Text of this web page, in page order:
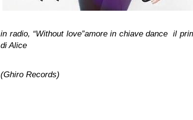
in radio, “Without love”amore in chiave dance il
di Alice
(Ghiro Records)